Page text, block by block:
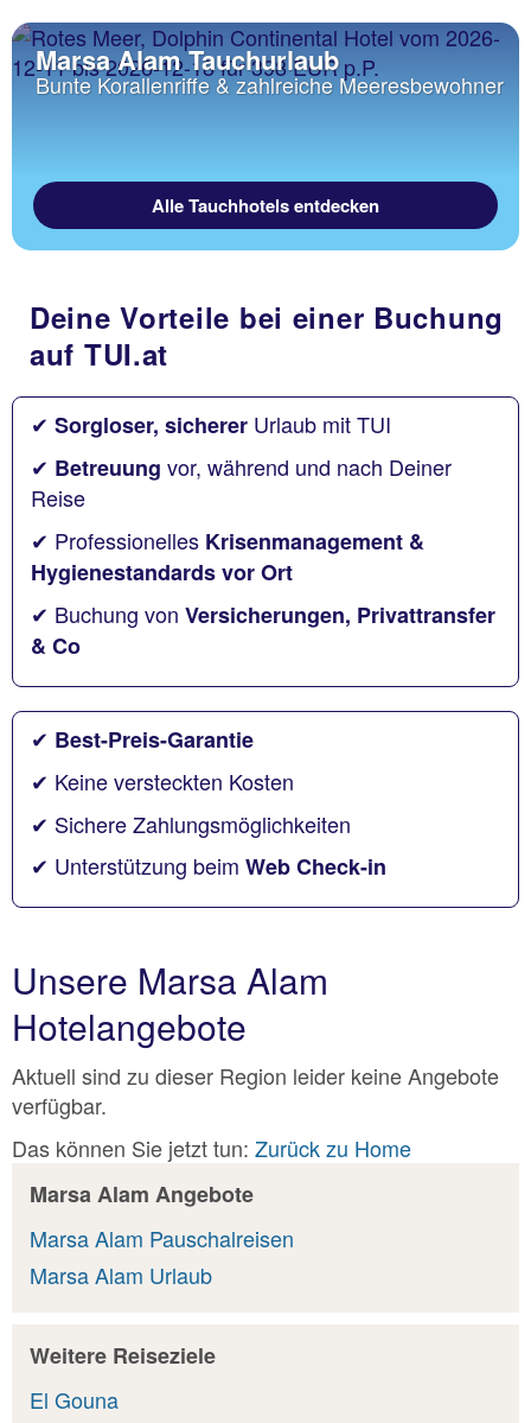
Marsa Alam Tauchurlaub
Bunte Korallenriffe & zahlreiche Meeresbewohner
Alle Tauchhotels entdecken
Deine Vorteile bei einer Buchung
auf TUI.at
✔ Sorgloser, sicherer Urlaub mit TUI
✔ Betreuung vor, während und nach Deiner
Reise
✔ Professionelles Krisenmanagement &
Hygienestandards vor Ort
✔ Buchung von Versicherungen, Privattransfer
& Co
✔ Best-Preis-Garantie
✔ Keine versteckten Kosten
✔ Sichere Zahlungsmöglichkeiten
✔ Unterstützung beim Web Check-in
Unsere Marsa Alam
Hotelangebote
Aktuell sind zu dieser Region leider keine Angebote
verfügbar.
Das können Sie jetzt tun: Zurück zu Home
Marsa Alam Angebote
Marsa Alam Pauschalreisen
Marsa Alam Urlaub
Weitere Reiseziele
El Gouna